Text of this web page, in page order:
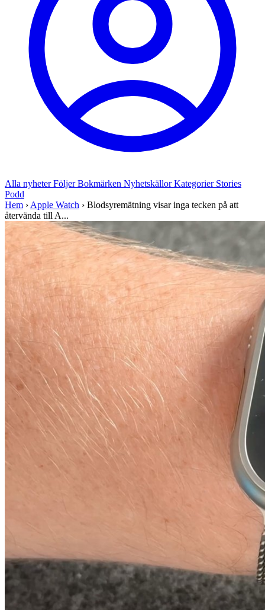
Alla nyheterFöljerBokmärken NyhetskällorKategorier Stories
Podd
Hem › Apple Watch › Blodsyremätning visar inga tecken på att
återvända till A...